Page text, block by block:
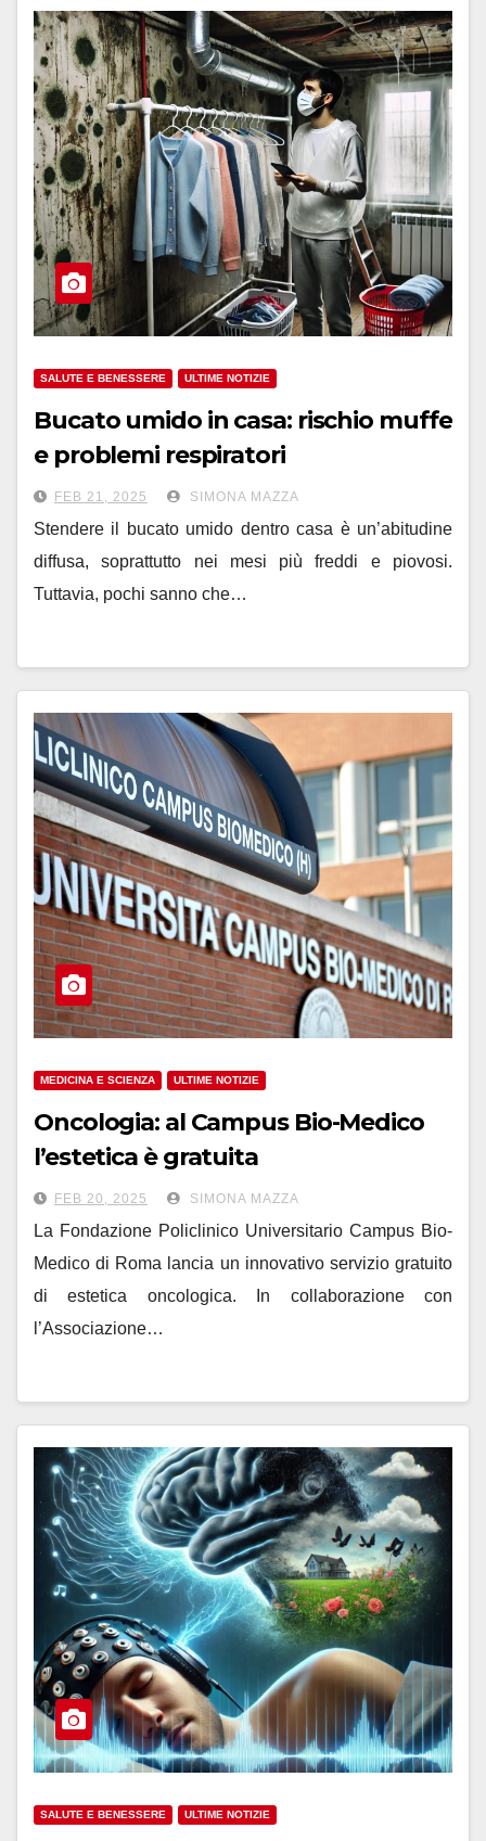
SALUTE E BENESSERE ULTIME NOTIZIE
Bucato umido in casa: rischio muffe
e problemi respiratori
FEB 21, 2025 SIMONA MAZZA
Stendere il bucato umido dentro casa è un’abitudine
diffusa, soprattutto nei mesi più freddi e piovosi.
Tuttavia, pochi sanno che…
MEDICINA E SCIENZA ULTIME NOTIZIE
Oncologia: al Campus Bio-Medico
l’estetica è gratuita
FEB 20, 2025 SIMONA MAZZA
La Fondazione Policlinico Universitario Campus Bio-
Medico di Roma lancia un innovativo servizio gratuito
di estetica oncologica. In collaborazione con
l’Associazione…
SALUTE E BENESSERE ULTIME NOTIZIE